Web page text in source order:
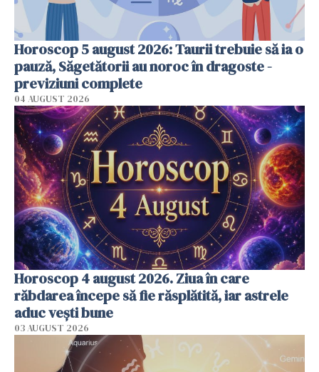
Horoscop 5 august 2026: Taurii trebuie să ia o
pauză, Săgetătorii au noroc în dragoste -
previziuni complete
04 AUGUST 2026
Horoscop 4 august 2026. Ziua în care
răbdarea începe să fie răsplătită, iar astrele
aduc vești bune
03 AUGUST 2026